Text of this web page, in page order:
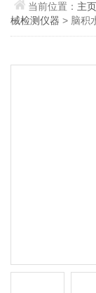
当前位置： 主
械检测仪器 > 脑积